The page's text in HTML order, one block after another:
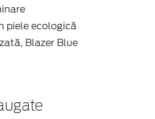
piele ecologică
Blazer Blue